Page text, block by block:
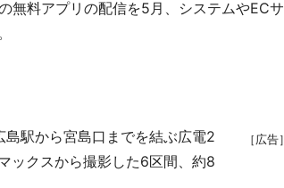
無料アプリの配信を5月、システムやECサ
［広告］
駅から宮島口までを結ぶ広電2
ックスから撮影した6区間、約8